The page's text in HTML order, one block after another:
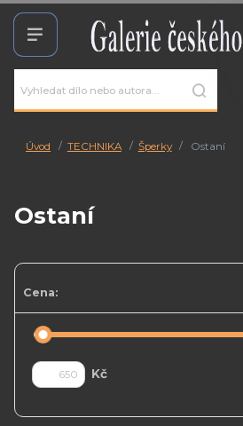
Úvod TECHNIKA Šperky Ostaní
Ostaní
Cena:
Kč